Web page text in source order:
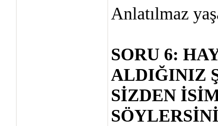
Anlatılmaz
SORU 6:
ALDIĞINIZ
SİZDEN